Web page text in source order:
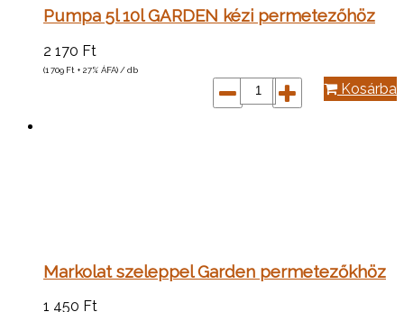
Pumpa 5l 10l GARDEN kézi permetezőhöz
2 170 Ft
(1 709 Ft + 27% ÁFA) / db
Kosárba
Markolat szeleppel Garden permetezőkhöz
1 450 Ft